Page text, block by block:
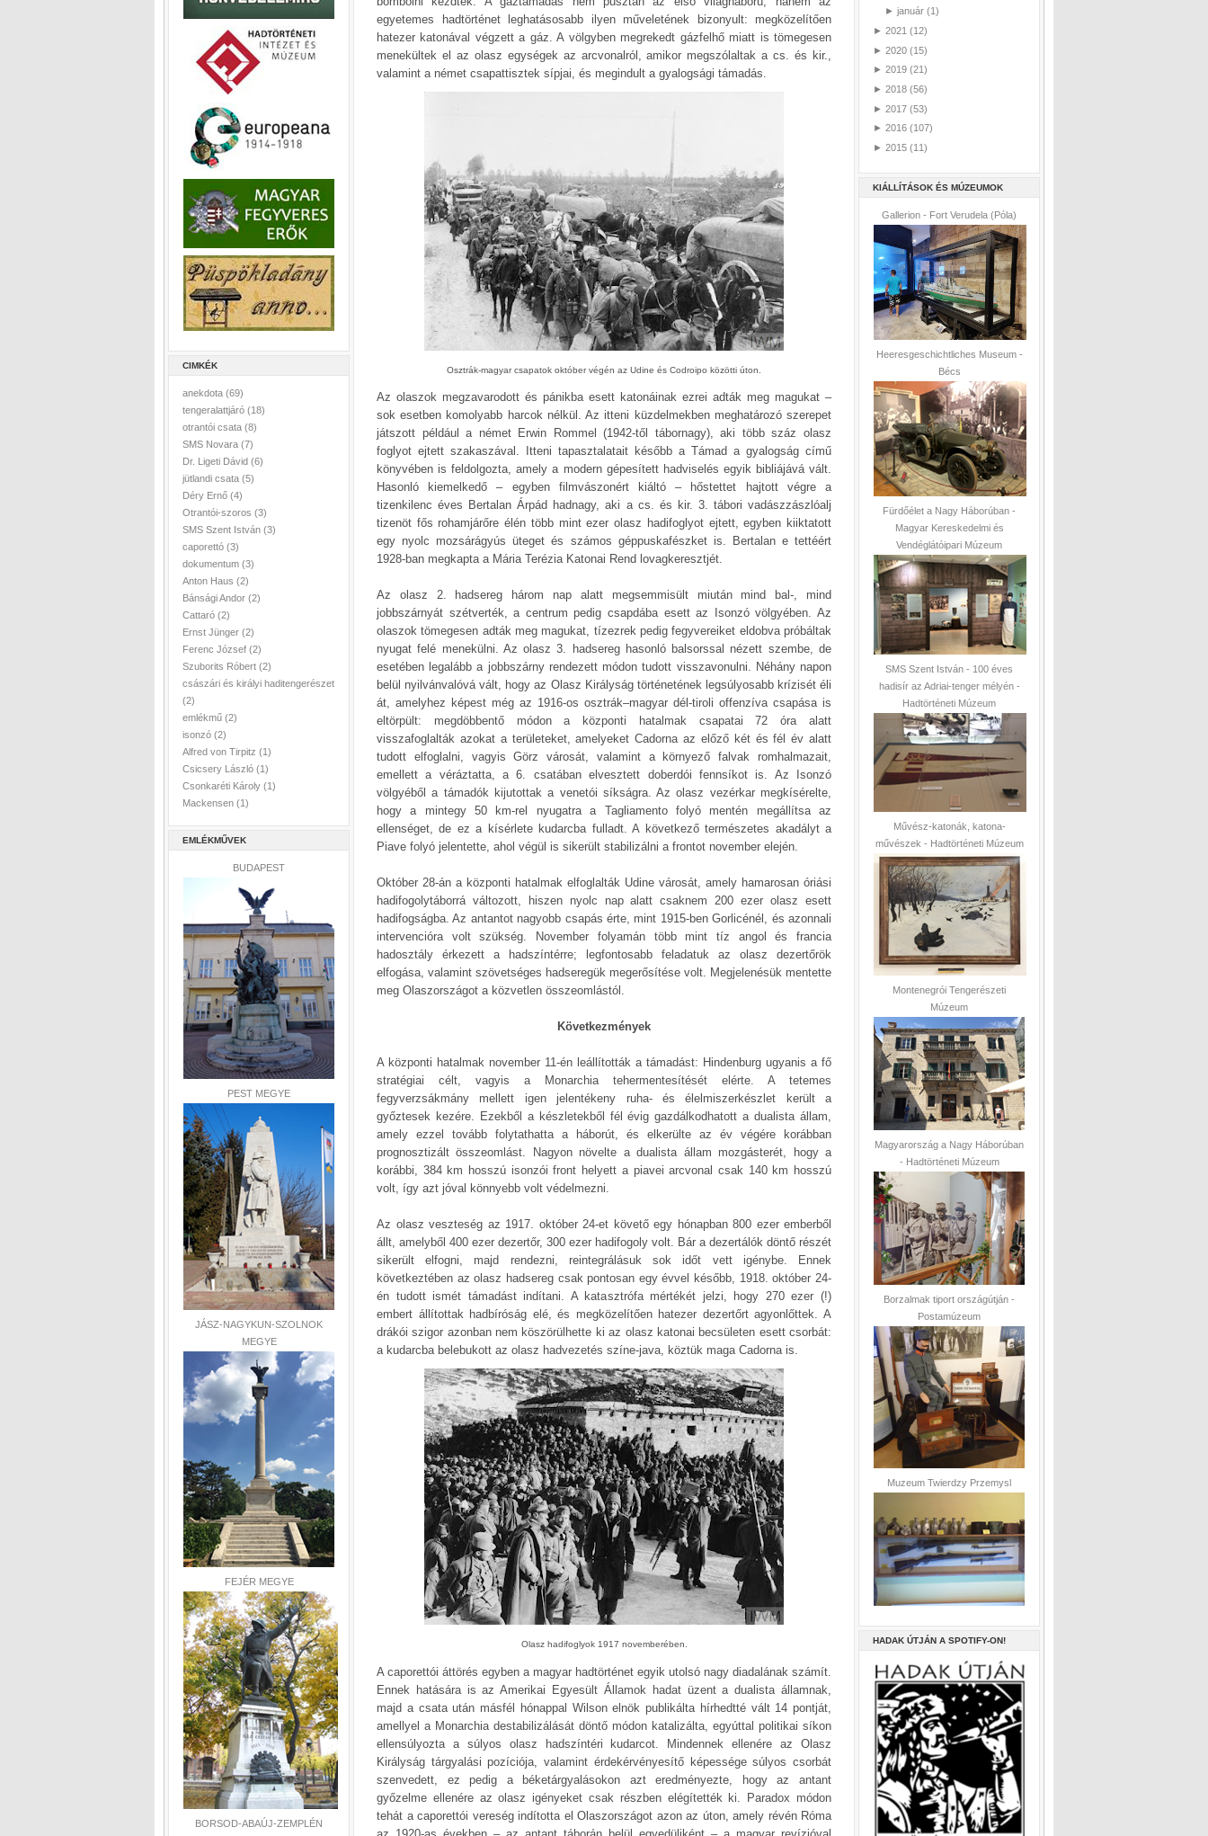
CIMKÉK
anekdota (69)
tengeralattjáró (18)
otrantói csata (8)
SMS Novara (7)
Dr. Ligeti Dávid (6)
jütlandi csata (5)
Déry Ernő (4)
Otrantói-szoros (3)
SMS Szent István (3)
caporettó (3)
dokumentum (3)
Anton Haus (2)
Bánsági Andor (2)
Cattaró (2)
Ernst Jünger (2)
Ferenc József (2)
Szuborits Róbert (2)
császári és királyi haditengerészet
(2)
emlékmű (2)
isonzó (2)
Alfred von Tirpitz (1)
Csicsery László (1)
Csonkaréti Károly (1)
Mackensen (1)
EMLÉKMŰVEK
BUDAPEST
PEST MEGYE
JÁSZ-NAGYKUN-SZOLNOK
MEGYE
FEJÉR MEGYE
BORSOD-ABAÚJ-ZEMPLÉN
egyetemes hadtörténet leghatásosabb ilyen műveletének bizonyult: megközelítően
hatezer katonával végzett a gáz. A völgyben megrekedt gázfelhő miatt is tömegesen
menekültek el az olasz egységek az arcvonalról, amikor megszólaltak a cs. és kir.,
valamint a német csapattisztek sípjai, és megindult a gyalogsági támadás.
Osztrák-magyar csapatok október végén az Udine és Codroipo közötti úton.
Az olaszok megzavarodott és pánikba esett katonáinak ezrei adták meg magukat –
sok esetben komolyabb harcok nélkül. Az itteni küzdelmekben meghatározó szerepet
játszott például a német Erwin Rommel (1942-től tábornagy), aki több száz olasz
foglyot ejtett szakaszával. Itteni tapasztalatait később a Támad a gyalogság című
könyvében is feldolgozta, amely a modern gépesített hadviselés egyik bibliájává vált.
Hasonló kiemelkedő – egyben filmvászonért kiáltó – hőstettet hajtott végre a
tizenkilenc éves Bertalan Árpád hadnagy, aki a cs. és kir. 3. tábori vadászzászlóalj
tizenöt fős rohamjárőre élén több mint ezer olasz hadifoglyot ejtett, egyben kiiktatott
egy nyolc mozsárágyús üteget és számos géppuskafészket is. Bertalan e tettéért
1928-ban megkapta a Mária Terézia Katonai Rend lovagkeresztjét.
Az olasz 2. hadsereg három nap alatt megsemmisült miután mind bal-, mind
jobbszárnyát szétverték, a centrum pedig csapdába esett az Isonzó völgyében. Az
olaszok tömegesen adták meg magukat, tízezrek pedig fegyvereiket eldobva próbáltak
nyugat felé menekülni. Az olasz 3. hadsereg hasonló balsorssal nézett szembe, de
esetében legalább a jobbszárny rendezett módon tudott visszavonulni. Néhány napon
belül nyilvánvalóvá vált, hogy az Olasz Királyság történetének legsúlyosabb krízisét éli
át, amelyhez képest még az 1916-os osztrák–magyar dél-tiroli offenzíva csapása is
eltörpült: megdöbbentő módon a központi hatalmak csapatai 72 óra alatt
visszafoglalták azokat a területeket, amelyeket Cadorna az előző két és fél év alatt
tudott elfoglalni, vagyis Görz városát, valamint a környező falvak romhalmazait,
emellett a véráztatta, a 6. csatában elvesztett doberdói fennsíkot is. Az Isonzó
völgyéből a támadók kijutottak a venetói síkságra. Az olasz vezérkar megkísérelte,
hogy a mintegy 50 km-rel nyugatra a Tagliamento folyó mentén megállítsa az
ellenséget, de ez a kísérlete kudarcba fulladt. A következő természetes akadályt a
Piave folyó jelentette, ahol végül is sikerült stabilizálni a frontot november elején.
Október 28-án a központi hatalmak elfoglalták Udine városát, amely hamarosan óriási
hadifogolytáborrá változott, hiszen nyolc nap alatt csaknem 200 ezer olasz esett
hadifogságba. Az antantot nagyobb csapás érte, mint 1915-ben Gorlicénél, és azonnali
intervencióra volt szükség. November folyamán több mint tíz angol és francia
hadosztály érkezett a hadszíntérre; legfontosabb feladatuk az olasz dezertőrök
elfogása, valamint szövetséges hadseregük megerősítése volt. Megjelenésük mentette
meg Olaszországot a közvetlen összeomlástól.
Következmények
A központi hatalmak november 11-én leállították a támadást: Hindenburg ugyanis a fő
stratégiai célt, vagyis a Monarchia tehermentesítését elérte. A tetemes
fegyverzsákmány mellett igen jelentékeny ruha- és élelmiszerkészlet került a
győztesek kezére. Ezekből a készletekből fél évig gazdálkodhatott a dualista állam,
amely ezzel tovább folytathatta a háborút, és elkerülte az év végére korábban
prognosztizált összeomlást. Nagyon növelte a dualista állam mozgásterét, hogy a
korábbi, 384 km hosszú isonzói front helyett a piavei arcvonal csak 140 km hosszú
volt, így azt jóval könnyebb volt védelmezni.
Az olasz veszteség az 1917. október 24-et követő egy hónapban 800 ezer emberből
állt, amelyből 400 ezer dezertőr, 300 ezer hadifogoly volt. Bár a dezertálók döntő részét
sikerült elfogni, majd rendezni, reintegrálásuk sok időt vett igénybe. Ennek
következtében az olasz hadsereg csak pontosan egy évvel később, 1918. október 24-
én tudott ismét támadást indítani. A katasztrófa mértékét jelzi, hogy 270 ezer (!)
embert állítottak hadbíróság elé, és megközelítően hatezer dezertőrt agyonlőttek. A
drákói szigor azonban nem köszörülhette ki az olasz katonai becsületen esett csorbát:
a kudarcba belebukott az olasz hadvezetés színe-java, köztük maga Cadorna is.
Olasz hadifoglyok 1917 novemberében.
A caporettói áttörés egyben a magyar hadtörténet egyik utolsó nagy diadalának számít.
Ennek hatására is az Amerikai Egyesült Államok hadat üzent a dualista államnak,
majd a csata után másfél hónappal Wilson elnök publikálta hírhedtté vált 14 pontját,
amellyel a Monarchia destabilizálását döntő módon katalizálta, egyúttal politikai síkon
ellensúlyozta a súlyos olasz hadszíntéri kudarcot. Mindennek ellenére az Olasz
Királyság tárgyalási pozíciója, valamint érdekérvényesítő képessége súlyos csorbát
szenvedett, ez pedig a béketárgyalásokon azt eredményezte, hogy az antant
győzelme ellenére az olasz igényeket csak részben elégítették ki. Paradox módon
tehát a caporettói vereség indította el Olaszországot azon az úton, amely révén Róma
► január (1)
► 2021 (12)
► 2020 (15)
► 2019 (21)
► 2018 (56)
► 2017 (53)
► 2016 (107)
► 2015 (11)
KIÁLLÍTÁSOK ÉS MÚZEUMOK
Gallerion - Fort Verudela (Póla)
Heeresgeschichtliches Museum -
Bécs
Fürdőélet a Nagy Háborúban -
Magyar Kereskedelmi és
Vendéglátóipari Múzeum
SMS Szent István - 100 éves
hadisír az Adriai-tenger mélyén -
Hadtörténeti Múzeum
Művész-katonák, katona-
művészek - Hadtörténeti Múzeum
Montenegrói Tengerészeti
Múzeum
Magyarország a Nagy Háborúban
- Hadtörténeti Múzeum
Borzalmak tiport országútján -
Postamúzeum
Muzeum Twierdzy Przemysl
HADAK ÚTJÁN A SPOTIFY-ON!